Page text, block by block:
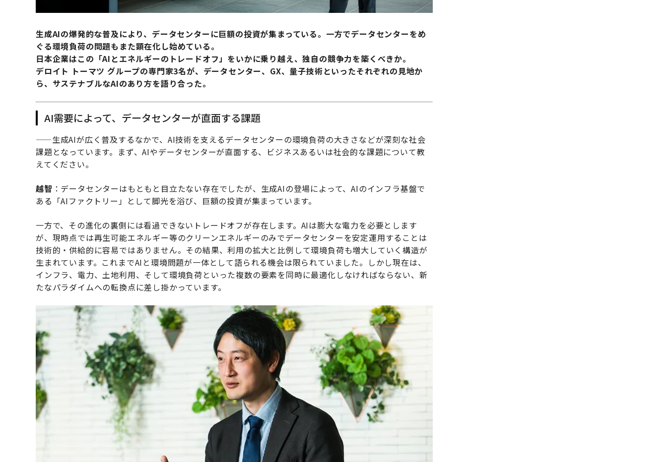
生成AIの爆発的な普及により、データセンターに巨額の投資が集まっている。一方でデータセンターをめ
ぐる環境負荷の問題もまた顕在化し始めている。
日本企業はこの「AIとエネルギーのトレードオフ」をいかに乗り越え、独自の競争力を築くべきか。
デロイト トーマツ グループの専門家3名が、データセンター、GX、量子技術といったそれぞれの見地か
ら、サステナブルなAIのあり方を語り合った。
AI需要によって、データセンターが直面する課題
——生成AIが広く普及するなかで、AI技術を支えるデータセンターの環境負荷の大きさなどが深刻な社会
課題となっています。まず、AIやデータセンターが直面する、ビジネスあるいは社会的な課題について教
えてください。
越智 ：データセンターはもともと目立たない存在でしたが、生成AIの登場によって、AIのインフラ基盤で
ある「AIファクトリー」として脚光を浴び、巨額の投資が集まっています。
一方で、その進化の裏側には看過できないトレードオフが存在します。AIは膨大な電力を必要とします
が、現時点では再生可能エネルギー等のクリーンエネルギーのみでデータセンターを安定運用することは
技術的・供給的に容易ではありません。その結果、利用の拡大と比例して環境負荷も増大していく構造が
生まれています。これまでAIと環境問題が一体として語られる機会は限られていました。しかし現在は、
インフラ、電力、土地利用、そして環境負荷といった複数の要素を同時に最適化しなければならない、新
たなパラダイムへの転換点に差し掛かっています。